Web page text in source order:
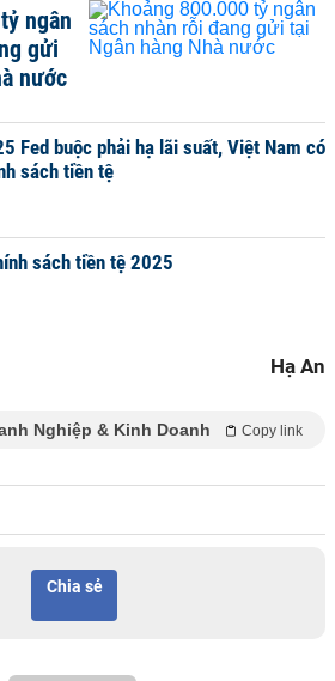
ngân
gửi
nước
Fed buộc phải hạ lãi suất, Việt Nam có
sách tiền tệ
sách tiền tệ 2025
Hạ An
Nghiệp & Kinh Doanh Copy link
Chia sẻ